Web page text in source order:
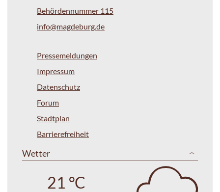
Behördennummer 115
info@magdeburg.de
Pressemeldungen
Impressum
Datenschutz
Forum
Stadtplan
Barrierefreiheit
Wetter
21 °C